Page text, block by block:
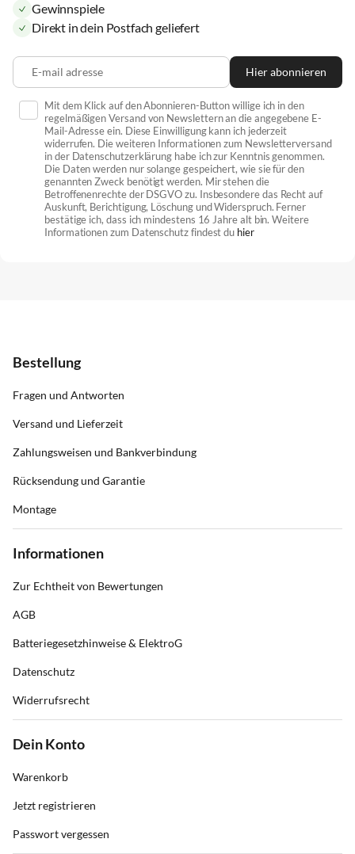
Gewinnspiele
Direkt in dein Postfach geliefert
E-mail adresse Hier abonnieren
Mit dem Klick auf den Abonnieren-Button willige ich in den
regelmäßigen Versand von Newslettern an die angegebene E-
Mail-Adresse ein. Diese Einwilligung kann ich jederzeit
widerrufen. Die weiteren Informationen zum Newsletterversand
in der Datenschutzerklärung habe ich zur Kenntnis genommen.
Die Daten werden nur solange gespeichert, wie sie für den
genannten Zweck benötigt werden. Mir stehen die
Betroffenenrechte der DSGVO zu. Insbesondere das Recht auf
Auskunft, Berichtigung, Löschung und Widerspruch. Ferner
bestätige ich, dass ich mindestens 16 Jahre alt bin. Weitere
Informationen zum Datenschutz findest du hier
Bestellung
Fragen und Antworten
Versand und Lieferzeit
Zahlungsweisen und Bankverbindung
Rücksendung und Garantie
Montage
Informationen
Zur Echtheit von Bewertungen
AGB
Batteriegesetzhinweise & ElektroG
Datenschutz
Widerrufsrecht
Dein Konto
Warenkorb
Jetzt registrieren
Passwort vergessen